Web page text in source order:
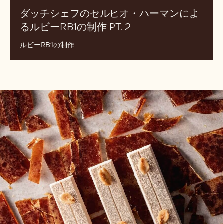
ダッチシェフのセルヒオ・ハーマンによ
るルビーRB1の制作 PT. 2
ルビーRB1の制作
ー
RB1
の
制
作
pt.
2